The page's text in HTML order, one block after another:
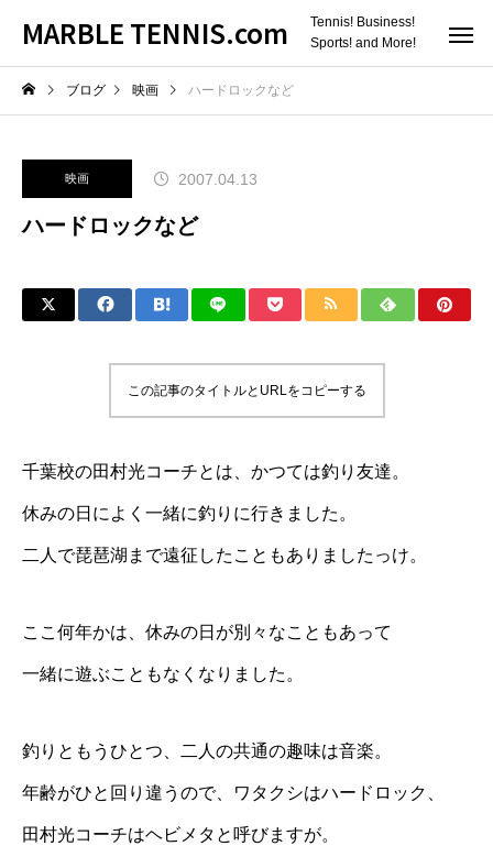
MARBLE TENNIS.com
Tennis! Business!
Sports! and More!
ブログ 映画 ハードロックなど
映画 2007.04.13
ハードロックなど
この記事のタイトルとURLをコピーする
千葉校の田村光コーチとは、かつては釣り友達。
休みの日によく一緒に釣りに行きました。
二人で琵琶湖まで遠征したこともありましたっけ。
ここ何年かは、休みの日が別々なこともあって
一緒に遊ぶこともなくなりました。
釣りともうひとつ、二人の共通の趣味は音楽。
年齢がひと回り違うので、ワタクシはハードロック、
田村光コーチはヘビメタと呼びますが。